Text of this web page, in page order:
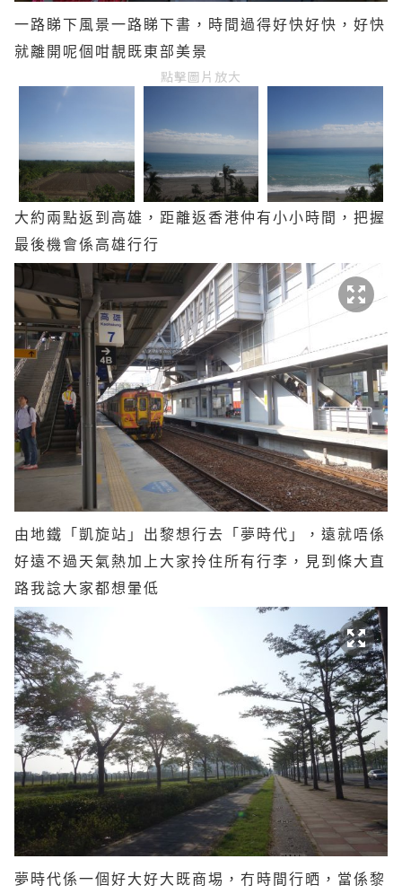
一路睇下風景一路睇下書，時間過得好快好快，好快
就離開呢個咁靚既東部美景
點擊圖片放大
大約兩點返到高雄，距離返香港仲有小小時間，把握
最後機會係高雄行行
由地鐵「凱旋站」出黎想行去「夢時代」，遠就唔係
好遠不過天氣熱加上大家拎住所有行李，見到條大直
路我諗大家都想暈低
夢時代係一個好大好大既商埸，冇時間行晒，當係黎